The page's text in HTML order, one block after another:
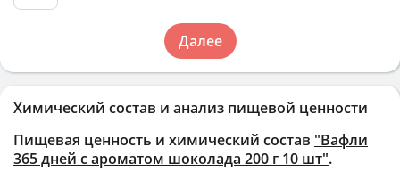
Химический состав и анализ пищевой ценности
Пищевая ценность и химический состав "Вафли
365 дней с ароматом шоколада 200 г 10 шт".
Далее